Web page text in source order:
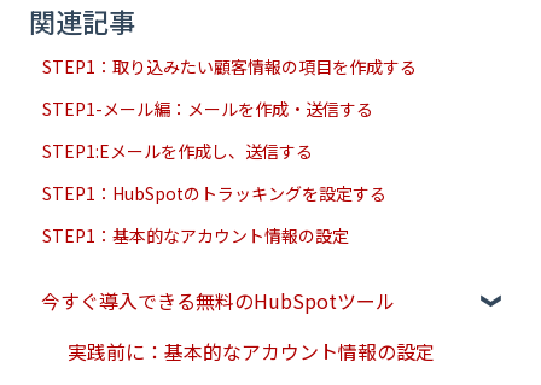
関連記事
STEP1：取り込みたい顧客情報の項目を作成する
STEP1-メール編：メールを作成・送信する
STEP1:Eメールを作成し、送信する
STEP1：HubSpotのトラッキングを設定する
STEP1：基本的なアカウント情報の設定
今すぐ導入できる無料のHubSpotツール
実践前に：基本的なアカウント情報の設定